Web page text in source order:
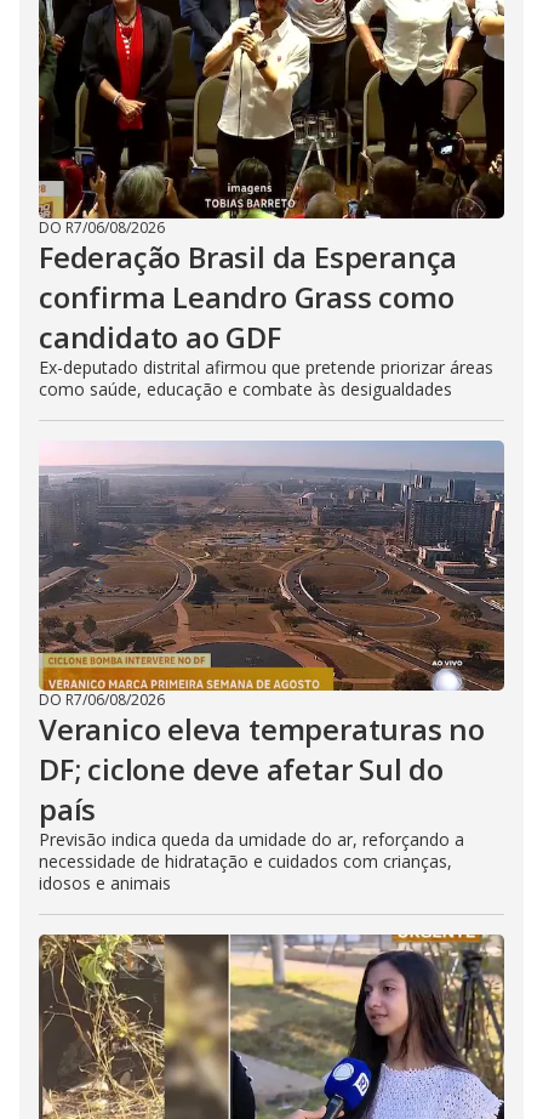
DO R7/06/08/2026
Federação Brasil da Esperança
confirma Leandro Grass como
candidato ao GDF
Ex-deputado distrital afirmou que pretende priorizar áreas
como saúde, educação e combate às desigualdades
DO R7/06/08/2026
Veranico eleva temperaturas no
DF; ciclone deve afetar Sul do
país
Previsão indica queda da umidade do ar, reforçando a
necessidade de hidratação e cuidados com crianças,
idosos e animais